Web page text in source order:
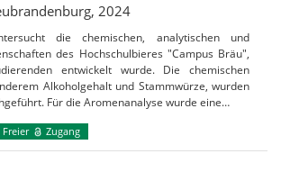
2024
die chemischen, analytischen und
des Hochschulbieres "Campus Bräu",
entwickelt wurde. Die chemischen
Alkoholgehalt und Stammwürze, wurden
Für die Aromenanalyse wurde eine…
Freier Zugang